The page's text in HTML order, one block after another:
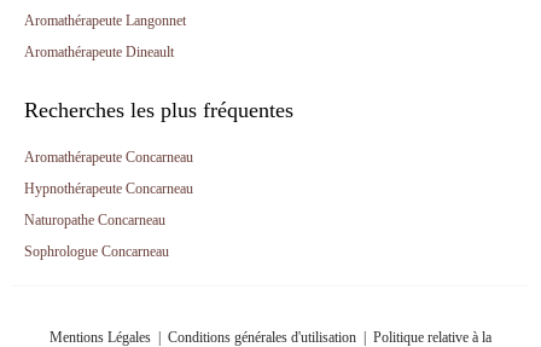
Aromathérapeute Langonnet
Aromathérapeute Dineault
Recherches les plus fréquentes
Aromathérapeute Concarneau
Hypnothérapeute Concarneau
Naturopathe Concarneau
Sophrologue Concarneau
Mentions Légales | Conditions générales d'utilisation | Politique relative à la